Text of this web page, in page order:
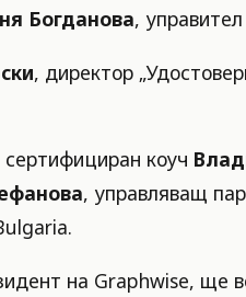
Богданова,
, директор
коуч
, управляващ
на Graphwise, ще